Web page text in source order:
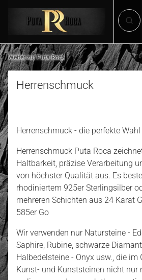
Weiter zu:Puta Roca
Herrenschmuck
Herrenschmuck - die perfekte
Herrenschmuck Puta Roca
Haltbarkeit, präzise Verarbeitung
von höchster Qualität aus. Es
rhodiniertem 925er Sterlingsilber
mehreren Schichten aus 24 Karat
585er Go
Wir verwenden nur Natursteine -
Saphire, Rubine, schwarze
Halbedelsteine - Onyx usw., die im
Kunst- und Kunststeinen nicht nur